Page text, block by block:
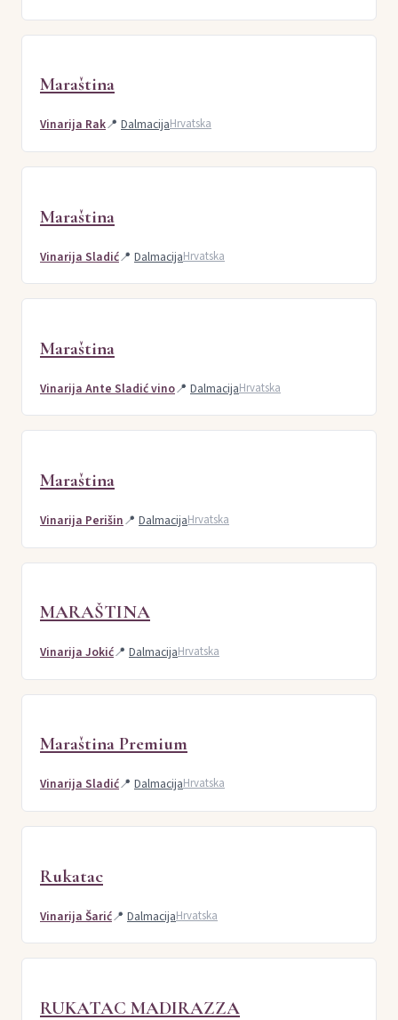
Maraština
Vinarija Rak📍 DalmacijaHrvatska
Maraština
Vinarija Sladić📍 DalmacijaHrvatska
Maraština
Vinarija Ante Sladić vino📍 DalmacijaHrvatska
Maraština
Vinarija Perišin📍 DalmacijaHrvatska
MARAŠTINA
Vinarija Jokić📍 DalmacijaHrvatska
Maraština Premium
Vinarija Sladić📍 DalmacijaHrvatska
Rukatac
Vinarija Šarić📍 DalmacijaHrvatska
RUKATAC MADIRAZZA